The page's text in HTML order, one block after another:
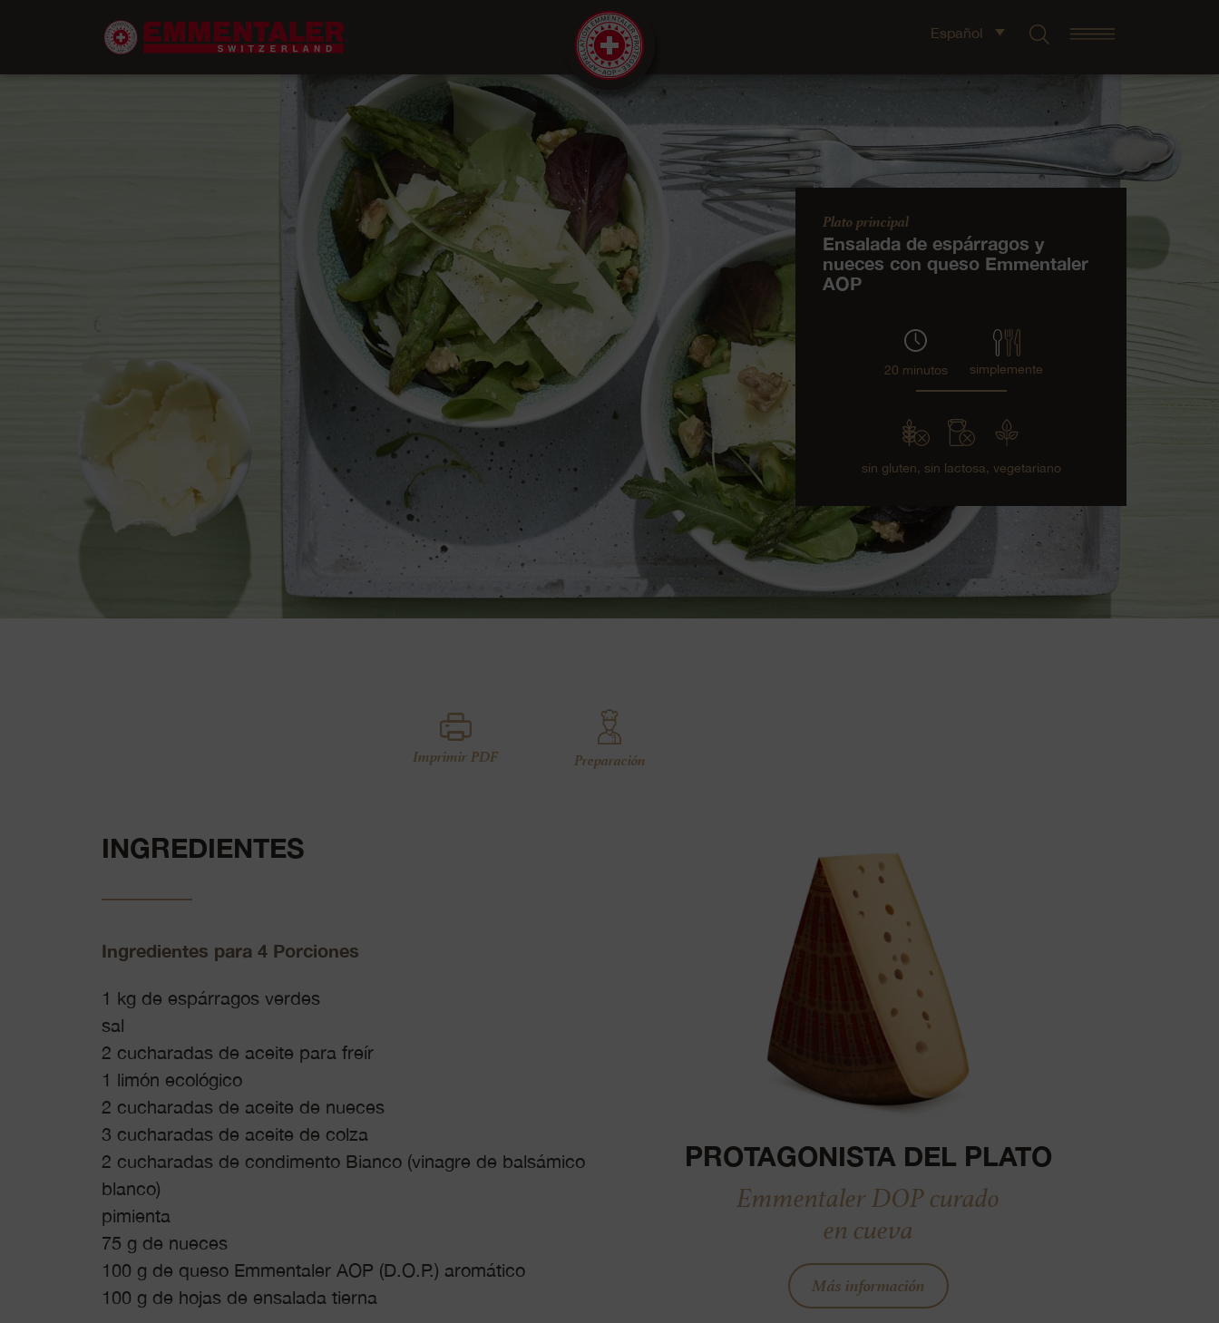
Español
Plato principal
Ensalada de espárragos y
nueces con queso Emmentaler
AOP
20 minutos simplemente
sin gluten, sin lactosa, vegetariano
Imprimir PDF Preparación
INGREDIENTES
Ingredientes para 4 Porciones
1 kg de espárragos verdes
sal
2 cucharadas de aceite para freír
1 limón ecológico
2 cucharadas de aceite de nueces
3 cucharadas de aceite de colza
2 cucharadas de condimento Bianco (vinagre de balsámico
blanco)
pimienta
75 g de nueces
100 g de queso Emmentaler AOP (D.O.P.) aromático
100 g de hojas de ensalada tierna
PROTAGONISTA DEL PLATO
Emmentaler DOP curado
en cueva
Más información